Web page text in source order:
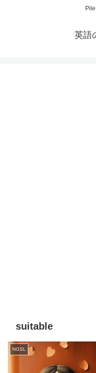
英語
suitable
NGSL